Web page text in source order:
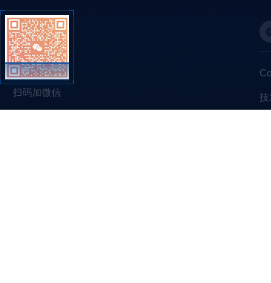
扫码加微信 技